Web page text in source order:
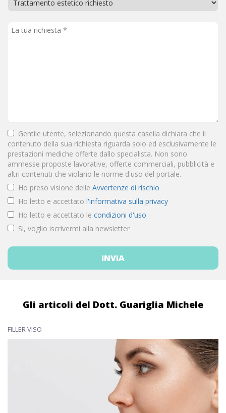
Gentile utente, selezionando questa casella dichiara che il
contenuto della sua richiesta riguarda solo ed esclusivamente le
prestazioni mediche offerte dallo specialista. Non sono
ammesse proposte lavorative, offerte commerciali, pubblicità e
altri contenuti che violano le norme d'uso del portale.
Ho preso visione delle Avvertenze di rischio
Ho letto e accettato l'informativa sulla privacy
Ho letto e accettato le condizioni d'uso
Si, voglio iscrivermi alla newsletter
Gli articoli del Dott. Guariglia Michele
FILLER VISO